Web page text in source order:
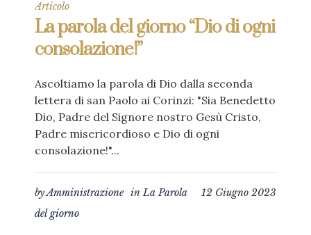
Articolo
La parola del giorno “Dio di ogni
consolazione!”
Ascoltiamo la parola di Dio dalla seconda
lettera di san Paolo ai Corinzi: "Sia Benedetto
Dio, Padre del Signore nostro Gesù Cristo,
Padre misericordioso e Dio di ogni
consolazione!"...
12 Giugno 2023
byAmministrazione inLa Parola
del giorno